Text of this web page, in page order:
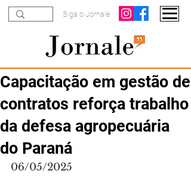
Siga o Jornale
Capacitação em gestão de
contratos reforça trabalho
da defesa agropecuária
do Paraná
06/05/2025